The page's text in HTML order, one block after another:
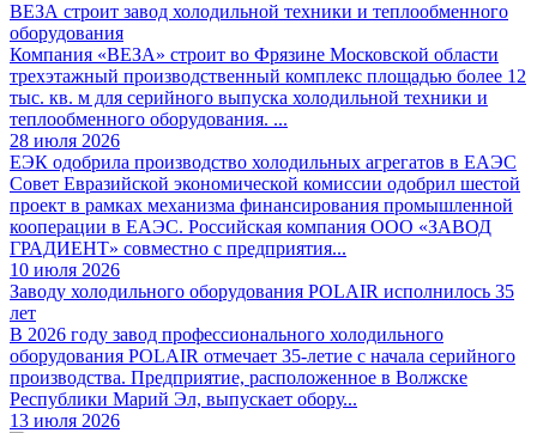
ВЕЗА строит завод холодильной техники и теплообменного
оборудования
Компания «ВЕЗА» строит во Фрязине Московской области
трехэтажный производственный комплекс площадью более 12
тыс. кв. м для серийного выпуска холодильной техники и
теплообменного оборудования. ...
28 июля 2026
ЕЭК одобрила производство холодильных агрегатов в ЕАЭС
Совет Евразийской экономической комиссии одобрил шестой
проект в рамках механизма финансирования промышленной
кооперации в ЕАЭС. Российская компания ООО «ЗАВОД
ГРАДИЕНТ» совместно с предприятия...
10 июля 2026
Заводу холодильного оборудования POLAIR исполнилось 35
лет
В 2026 году завод профессионального холодильного
оборудования POLAIR отмечает 35-летие с начала серийного
производства. Предприятие, расположенное в Волжске
Республики Марий Эл, выпускает обору...
13 июля 2026